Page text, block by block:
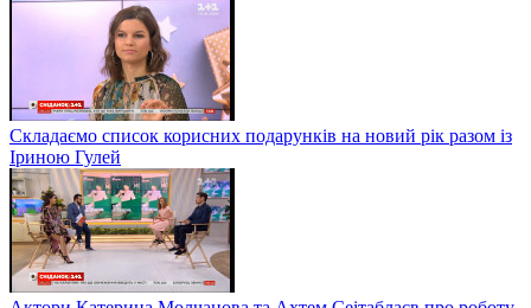
Складаємо список корисних подарунків на новий рік разом із
Іриною Гулей